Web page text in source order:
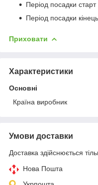
Період посадки
Період посадки
Приховати
Характеристики
Основні
Країна виробник
Умови доставки
Доставка здійснюється
Нова Пошта